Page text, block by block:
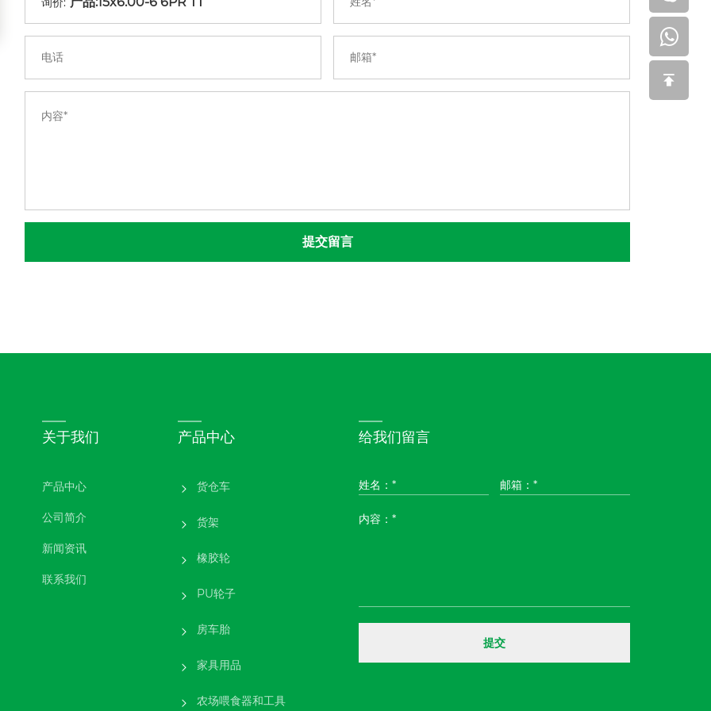
提交留言
关于我们
产品中心
公司简介
新闻资讯
联系我们
产品中心
货仓车
货架
橡胶轮
PU轮子
房车胎
家具用品
农场喂食器和工具
给我们留言
姓名：* 邮箱：*
内容：*
提交